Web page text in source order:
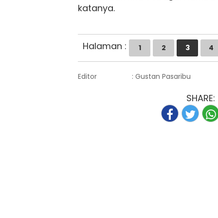
katanya.
Halaman : 1 2 3 4
Editor : Gustan Pasaribu
SHARE: